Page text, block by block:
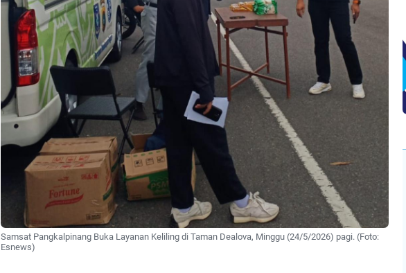
Samsat Pangkalpinang Buka Layanan Keliling di Taman Dealova, Minggu (24/5/2026) pagi. (Foto:
Esnews)